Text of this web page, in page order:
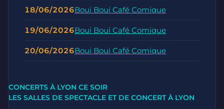
18/06/2026Boui Boui Café Comique
19/06/2026Boui Boui Café Comique
20/06/2026Boui Boui Café Comique
CONCERTS À LYON CE SOIR
LES SALLES DE SPECTACLE ET DE CONCERT À LYON